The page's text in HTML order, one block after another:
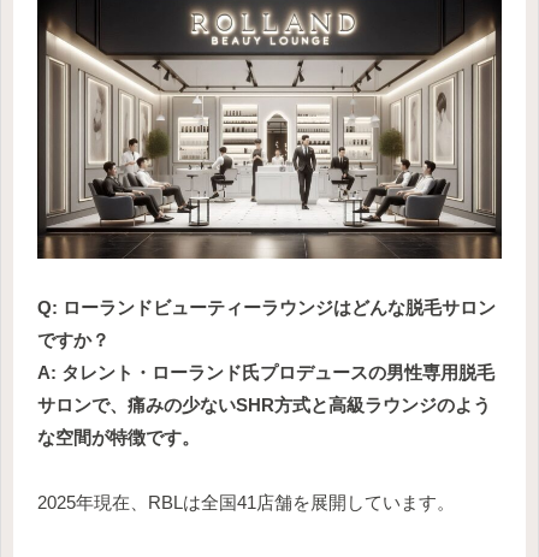
Q: ローランドビューティーラウンジはどんな脱毛サロン
ですか？
A: タレント・ローランド氏プロデュースの男性専用脱毛
サロンで、痛みの少ないSHR方式と高級ラウンジのよう
な空間が特徴です。
2025年現在、RBLは全国41店舗を展開しています。